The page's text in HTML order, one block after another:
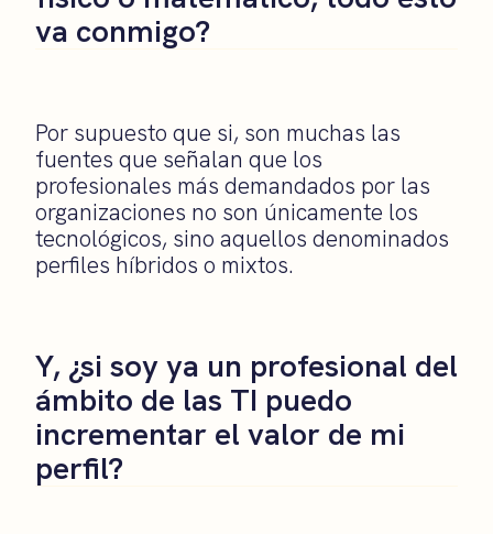
va conmigo?
Por supuesto que si, son muchas las
fuentes que señalan que los
profesionales más demandados por las
organizaciones no son únicamente los
tecnológicos, sino aquellos denominados
perfiles híbridos o mixtos.
Y, ¿si soy ya un profesional del
ámbito de las TI puedo
incrementar el valor de mi
perfil?